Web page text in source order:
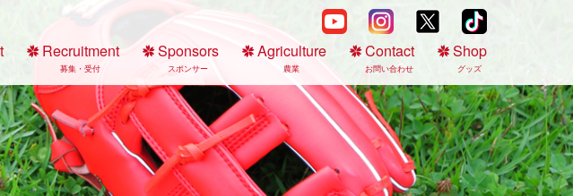
Recruitment
募集・受付
Sponsors
スポンサー
Agriculture
農業
Contact
お問い合わせ
Shop
グッズ